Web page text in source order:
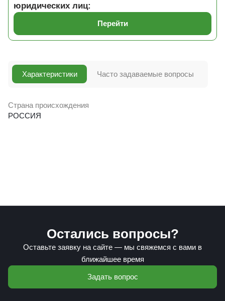
юридических лиц:
Перейти
Характеристики
Страна происхождения
РОССИЯ
Часто задаваемые вопросы
Остались вопросы?
Оставьте заявку на сайте — мы свяжемся с вами в
ближайшее время
Задать вопрос